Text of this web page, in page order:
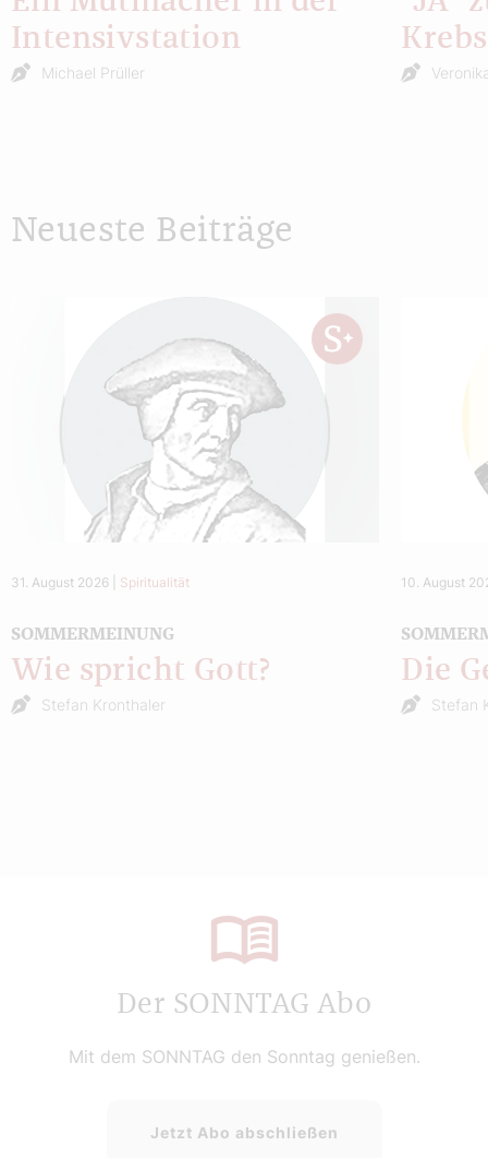
Intensivstation
Michael Prüller
Neueste Beiträge
31. August 2026 Spiritualität
SOMMERMEINUNG
Wie spricht Gott?
Stefan Kronthaler
10. August
Die
Stefan
Der SONNTAG Abo
Mit dem SONNTAG den Sonntag genießen.
Jetzt Abo abschließen